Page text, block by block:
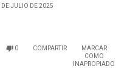
DE JULIO DE 2025
0 COMPARTIR
MARCAR
COMO
INAPROPIADO